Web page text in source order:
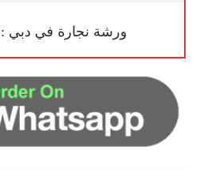
ورشة نجارة في دبي :